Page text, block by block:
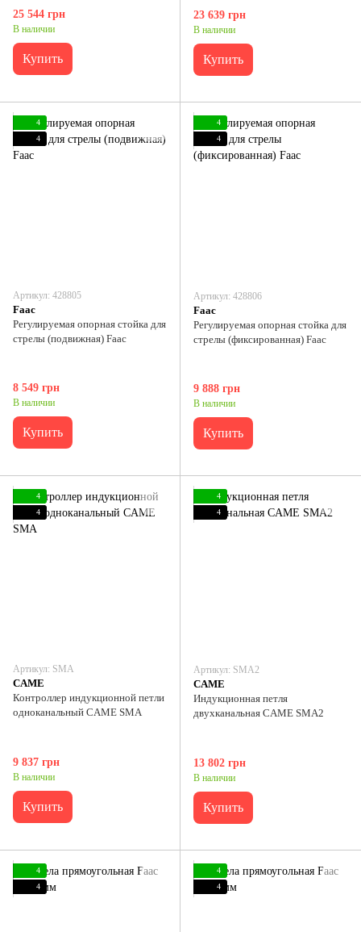
25 544 грн
В наличии
Купить
23 639 грн
В наличии
Купить
4
4
Артикул: 428805
Faac
Регулируемая опорная стойка для
стрелы (подвижная) Faac
8 549 грн
В наличии
Купить
4
4
Артикул: 428806
Faac
Регулируемая опорная стойка для
стрелы (фиксированная) Faac
9 888 грн
В наличии
Купить
4
4
Артикул: SMA
CAME
Контроллер индукционной петли
одноканальный CAME SMA
9 837 грн
В наличии
Купить
4
4
Артикул: SMA2
CAME
Индукционная петля
двухканальная CAME SMA2
13 802 грн
В наличии
Купить
4
4
4
4